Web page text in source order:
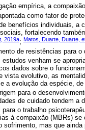
empírica, a
como fator de
benefícios individuais, a
fortalecendo
2019a; Matos, Duarte, Duarte,
de resistências para
venham se
dados sobre o
vista evolutivo, as
a evolução da espécie,
para o
de cuidado tendem
para o trabalho
à compaixão (MBRs)
sofrimento, mas que